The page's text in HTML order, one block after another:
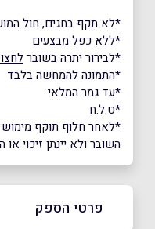
*לא תקף בחגים, חול
*ללא כפל מבצעים
*לבירור יתרה בשובר
*התמונה להמחשה בלבד
*עד גמר המלאי
*ט.ל.ח
*לאחר חלוף תוקף
השובר ולא יינתן זיכוי או
פרטי הספק